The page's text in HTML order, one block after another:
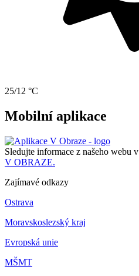
25/12 °C
Mobilní aplikace
Sledujte informace z našeho webu v
V OBRAZE.
Zajímavé odkazy
Ostrava
Moravskoslezský kraj
Evropská unie
MŠMT